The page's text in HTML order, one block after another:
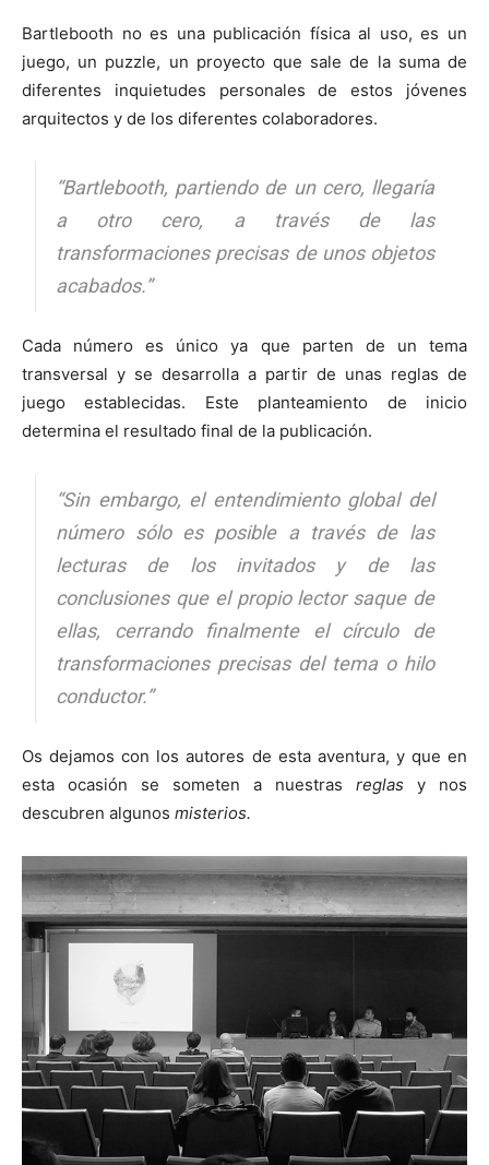
Bartlebooth no es una publicación física al uso, es un
juego, un puzzle, un proyecto que sale de la suma de
diferentes inquietudes personales de estos jóvenes
arquitectos y de los diferentes colaboradores.
“Bartlebooth, partiendo de un cero, llegaría
a otro cero, a través de las
transformaciones precisas de unos objetos
acabados.”
Cada número es único ya que parten de un tema
transversal y se desarrolla a partir de unas reglas de
juego establecidas. Este planteamiento de inicio
determina el resultado final de la publicación.
“Sin embargo, el entendimiento global del
número sólo es posible a través de las
lecturas de los invitados y de las
conclusiones que el propio lector saque de
ellas, cerrando finalmente el círculo de
transformaciones precisas del tema o hilo
conductor.”
Os dejamos con los autores de esta aventura, y que en
esta ocasión se someten a nuestras reglas y nos
descubren algunos misterios.